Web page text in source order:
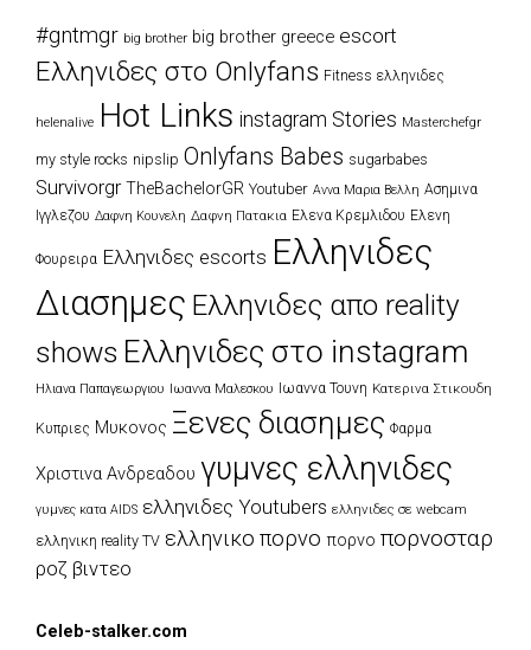
#gntmgr big brother big brother greece escort
Eλληνιδες στο Onlyfans Fitness ελληνιδες
helenalive Hot Links instagram Stories Masterchefgr
my style rocks nipslip Onlyfans Babes sugarbabes
Survivorgr TheBachelorGR Youtuber Αννα Μαρια Βελλη Ασημινα
Ιγγλεζου Δαφνη Κουνελη Δαφνη Πατακια Ελενα Κρεμλιδου Ελενη
Φουρειρα Ελληνιδες escorts Ελληνιδες
Διασημες Ελληνιδες απο reality
shows Ελληνιδες στο instagram
Ηλιανα Παπαγεωργιου Ιωαννα Μαλεσκου Ιωαννα Τουνη Κατερινα Στικουδη
Κυπριες Μυκονος Ξενες διασημες Φαρμα
Χριστινα Ανδρεαδου γυμνες ελληνιδες
γυμνες κατα AIDS ελληνιδες Youtubers ελληνιδες σε webcam
ελληνικη reality TV ελληνικο πορνο πορνο πορνοσταρ
ροζ βιντεο
Celeb-stalker.com